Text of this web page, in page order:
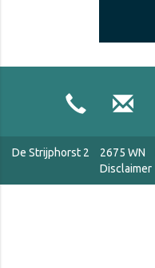
De Strijphorst 2 2675 WN
Disclaimer